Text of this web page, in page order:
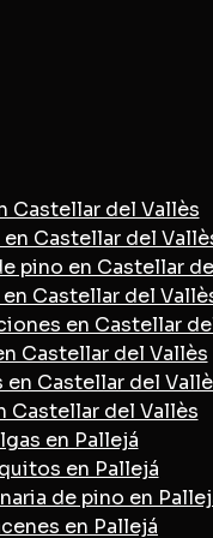
Castellar del Vallès
Castellar del
pino en Castellar
Castellar del
en Castellar
Castellar del Vallès
Castellar del
Castellar del Vallès
en Pallejá
en Pallejá
de pino en
en Pallejá